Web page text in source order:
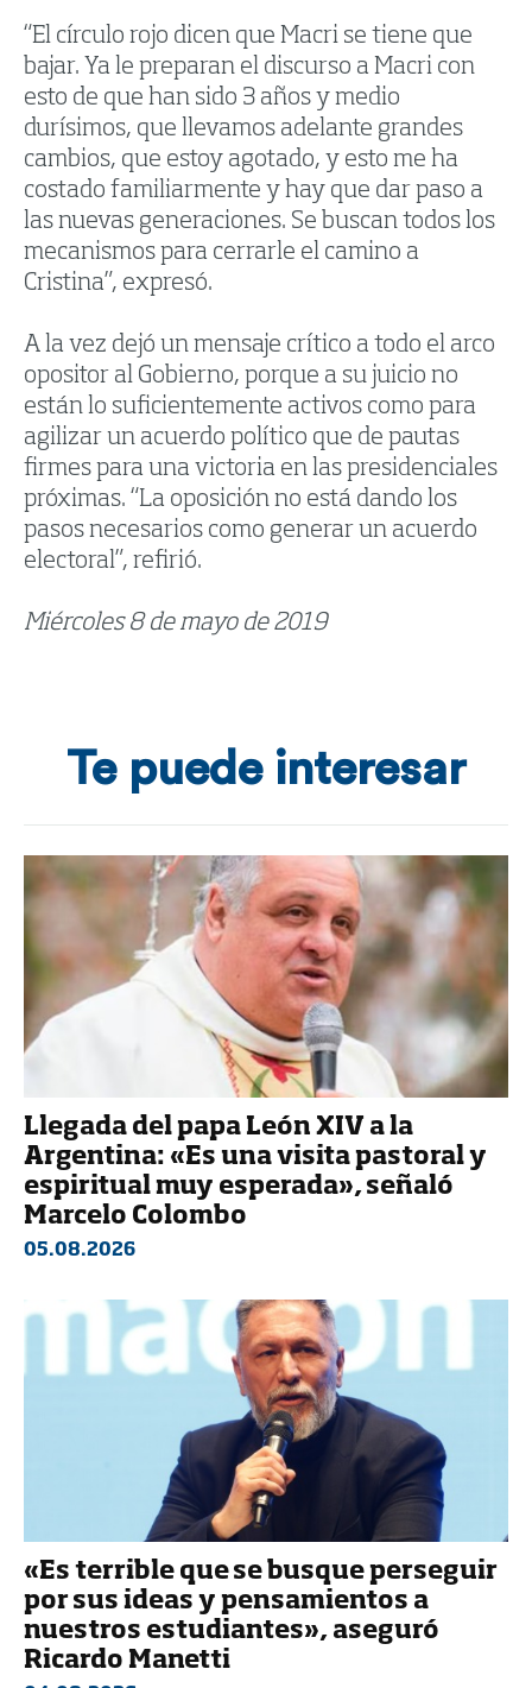
“El círculo rojo dicen que Macri se tiene que
bajar. Ya le preparan el discurso a Macri con
esto de que han sido 3 años y medio
durísimos, que llevamos adelante grandes
cambios, que estoy agotado, y esto me ha
costado familiarmente y hay que dar paso a
las nuevas generaciones. Se buscan todos los
mecanismos para cerrarle el camino a
Cristina”, expresó.
A la vez dejó un mensaje crítico a todo el arco
opositor al Gobierno, porque a su juicio no
están lo suficientemente activos como para
agilizar un acuerdo político que de pautas
firmes para una victoria en las presidenciales
próximas. “La oposición no está dando los
pasos necesarios como generar un acuerdo
electoral”, refirió.
Miércoles 8 de mayo de 2019
Te puede interesar
Llegada del papa León XIV a la
Argentina: «Es una visita pastoral y
espiritual muy esperada», señaló
Marcelo Colombo
05.08.2026
«Es terrible que se busque perseguir
por sus ideas y pensamientos a
nuestros estudiantes», aseguró
Ricardo Manetti